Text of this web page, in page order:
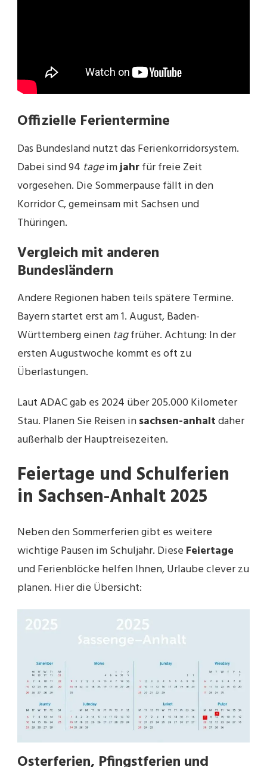
Offizielle Ferientermine
Das Bundesland nutzt das Ferienkorridorsystem.
Dabei sind 94 tageimjahrfür freie Zeit
vorgesehen. Die Sommerpause fällt in den
Korridor C, gemeinsam mit Sachsen und
Thüringen.
Vergleich mit anderen
Bundesländern
Andere Regionen haben teils spätere Termine.
Bayern startet erst am 1. August, Baden-
Württemberg einen tagfrüher. Achtung: In der
ersten Augustwoche kommt es oft zu
Überlastungen.
Laut ADAC gab es 2024 über 205.000 Kilometer
Stau. Planen Sie Reisen insachsen-anhaltdaher
außerhalb der Hauptreisezeiten.
Feiertage und Schulferien
in Sachsen-Anhalt 2025
Neben den Sommerferien gibt es weitere
wichtige Pausen im Schuljahr. Diese Feiertage
und Ferienblöcke helfen Ihnen, Urlaube clever zu
planen. Hier die Übersicht:
Osterferien, Pfingstferien und